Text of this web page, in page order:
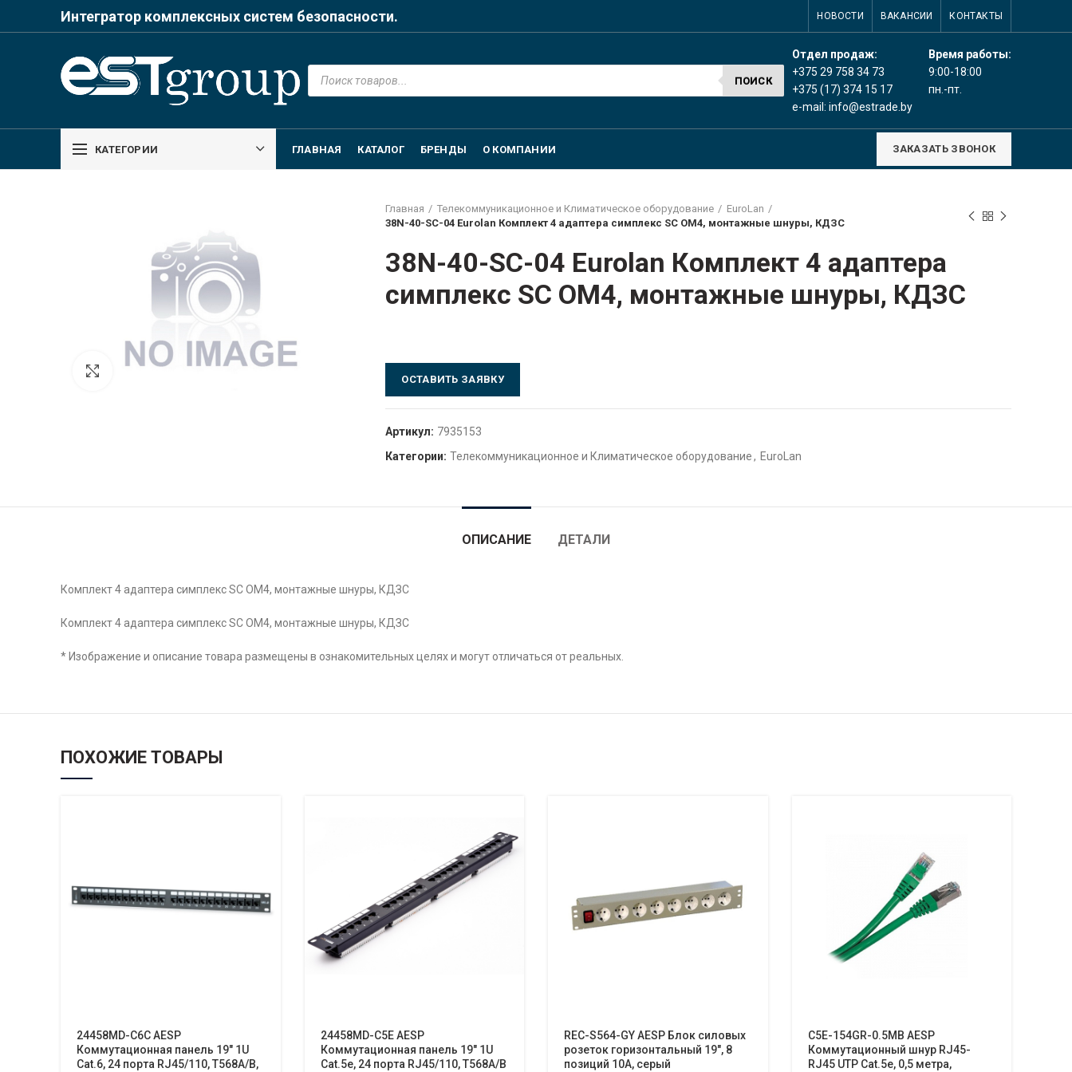
Интегратор комплексных систем безопасности. НОВОСТИ ВАКАНСИИ КОНТАКТЫ
Поиск
товаров
ПОИСК
Отдел продаж:
+375 29 758 34 73
+375 (17) 374 15 17
e-mail: info@estrade.by
Время работы:
9:00-18:00
пн.-пт.
КАТЕГОРИИ ГЛАВНАЯ КАТАЛОГ БРЕНДЫ О КОМПАНИИ ЗАКАЗАТЬ ЗВОНОК
Click to enlarge
Главная Телекоммуникационное и Климатическое оборудование
EuroLan
38N-40-SC-04 Eurolan Комплект 4 адаптера симплекс SC OM4, монтажные шнуры, КДЗС
38N-40-SC-04 Eurolan Комплект 4 адаптера
симплекс SC OM4, монтажные шнуры, КДЗС
ОСТАВИТЬ ЗАЯВКУ
Артикул: 7935153
Категории: Телекоммуникационное и Климатическое оборудование , EuroLan
ОПИСАНИЕ ДЕТАЛИ
Комплект 4 адаптера симплекс SC OM4, монтажные шнуры, КДЗС
Комплект 4 адаптера симплекс SC OM4, монтажные шнуры, КДЗС
* Изображение и описание товара размещены в ознакомительных целях и могут отличаться от реальных.
ПОХОЖИЕ ТОВАРЫ
24458MD-C6C AESP
Коммутационная панель 19″ 1U
Cat.6, 24 порта RJ45/110, T568A/B,
24458MD-C5E AESP
Коммутационная панель 19″ 1U
Cat.5e, 24 порта RJ45/110, T568A/B
REC-S564-GY AESP Блок силовых
розеток горизонтальный 19″, 8
позиций 10A, серый
C5E-154GR-0.5MB AESP
Коммутационный шнур RJ45-
RJ45 UTP Cat.5e, 0,5 метра,